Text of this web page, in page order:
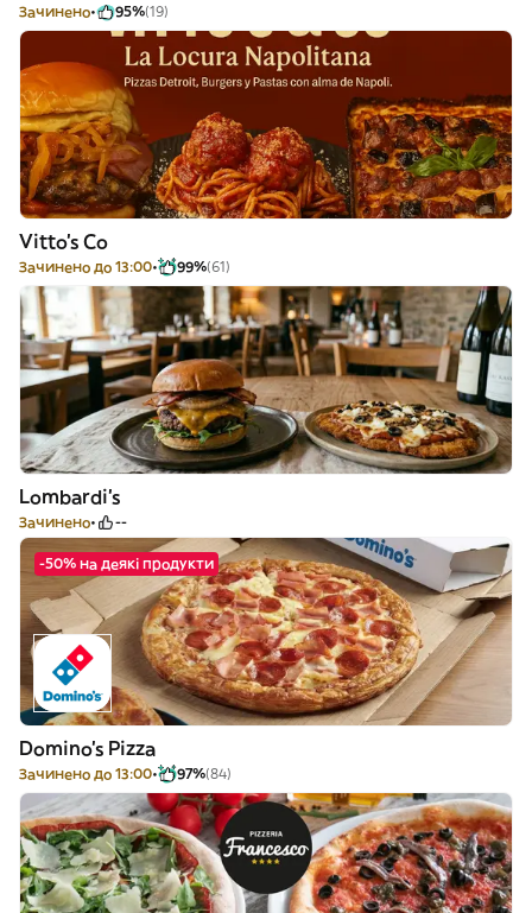
Зачинено 95%(19)
Vitto's Co
Зачинено до 13:00 99%(61)
Lombardi's
Зачинено --
-50% на деякі продукти
Domino's Pizza
Зачинено до 13:00 97%(84)